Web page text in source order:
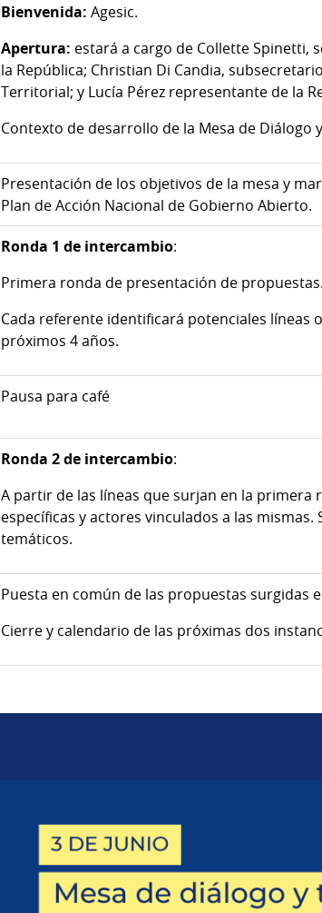
Bienvenida: Agesic.
Apertura: estará a cargo de Collette Spinetti,
la República; Christian Di Candia,
Territorial; y Lucía Pérez representante de la
Contexto de desarrollo de la Mesa de Diálogo
Presentación de los objetivos de la mesa y
Plan de Acción Nacional de Gobierno Abierto.
Ronda 1 de intercambio:
Primera ronda de presentación de propuestas.
Cada referente identificará potenciales líneas
próximos 4 años.
Pausa para café
Ronda 2 de intercambio:
A partir de las líneas que surjan en la
específicas y actores vinculados a las
temáticos.
Puesta en común de las propuestas surgidas
Cierre y calendario de las próximas dos